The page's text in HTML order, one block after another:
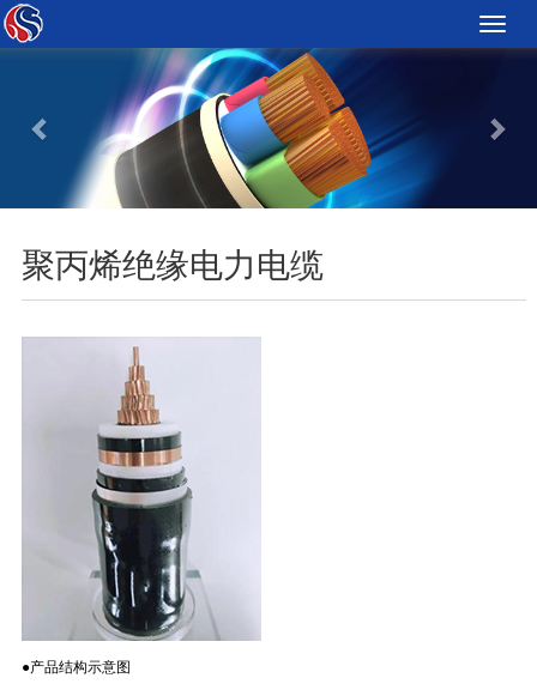
Toggle
Previous
聚丙烯绝缘电力电缆
●产品结构示意图